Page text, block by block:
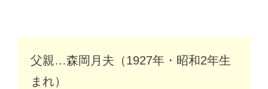
父親…森岡月夫（1927年・昭和2年生
まれ）